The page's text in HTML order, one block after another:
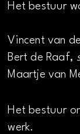
Het bestuur
Vincent van
Bert de Raaf,
Maartje van
Het bestuur
werk.